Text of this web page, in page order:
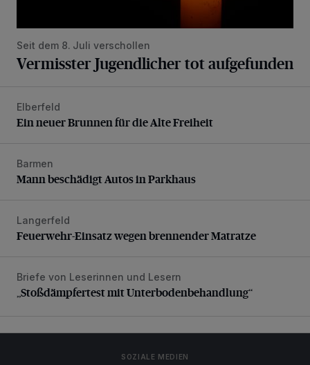
Seit dem 8. Juli verschollen
Vermisster Jugendlicher tot aufgefunden
Ein neuer Brunnen für die Alte Freiheit
Elberfeld
Ein neuer Brunnen für die Alte Freiheit
Mann beschädigt Autos in Parkhaus
Barmen
Mann beschädigt Autos in Parkhaus
Feuerwehr-Einsatz wegen brennender Matratze
Langerfeld
Feuerwehr-Einsatz wegen brennender Matratze
„Stoßdämpfertest mit Unterbodenbehandlung“
Briefe von Leserinnen und Lesern
„Stoßdämpfertest mit Unterbodenbehandlung“
SOZIALE MEDIEN